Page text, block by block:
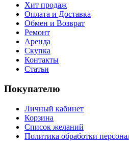
Хит продаж
Оплата и Доставка
Обмен и Возврат
Ремонт
Аренда
Скупка
Контакты
Статьи
Покупателю
Личный кабинет
Корзина
Список желаний
Политика обработки